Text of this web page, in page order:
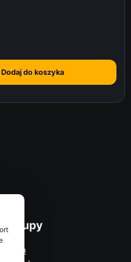
Dodaj do koszyka
Zakupy
Sklep